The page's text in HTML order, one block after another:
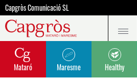
Capgròs Comunicació SL
Mataró Maresme Healthy